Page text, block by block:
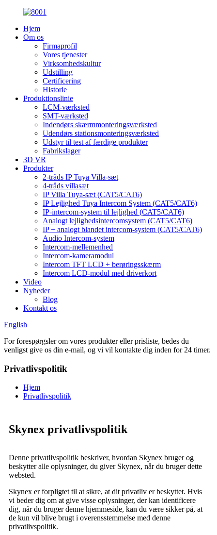
Hjem
Om os
Firmaprofil
Vores tjenester
Virksomhedskultur
Udstilling
Certificering
Historie
Produktionslinie
LCM-værksted
SMT-værksted
Indendørs skærmmonteringsværksted
Udendørs stationsmonteringsværksted
Udstyr til test af færdige produkter
Fabrikslager
3D VR
Produkter
2-tråds IP Tuya Villa-sæt
4-tråds villasæt
IP Villa Tuya-sæt (CAT5/CAT6)
IP Lejlighed Tuya Intercom System (CAT5/CAT6)
IP-intercom-system til lejlighed (CAT5/CAT6)
Analogt lejlighedsintercomsystem (CAT5/CAT6)
IP + analogt blandet intercom-system (CAT5/CAT6)
Audio Intercom-system
Intercom-mellemenhed
Intercom-kameramodul
Intercom TFT LCD + berøringsskærm
Intercom LCD-modul med driverkort
Video
Nyheder
Blog
Kontakt os
English
For forespørgsler om vores produkter eller prisliste, bedes du
venligst give os din e-mail, og vi vil kontakte dig inden for 24 timer.
Privatlivspolitik
Hjem
Privatlivspolitik
Skynex privatlivspolitik
Denne privatlivspolitik beskriver, hvordan Skynex bruger og
beskytter alle oplysninger, du giver Skynex, når du bruger dette
websted.
Skynex er forpligtet til at sikre, at dit privatliv er beskyttet. Hvis
vi beder dig om at give visse oplysninger, der kan identificere
dig, når du bruger denne hjemmeside, kan du være sikker på, at
de kun vil blive brugt i overensstemmelse med denne
privatlivspolitik.